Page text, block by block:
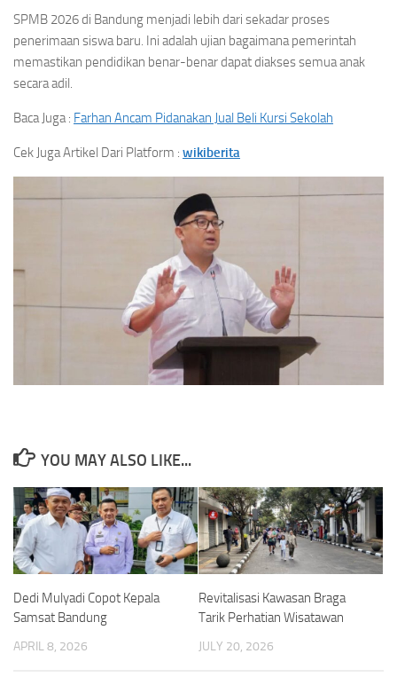
SPMB 2026 di Bandung menjadi lebih dari sekadar proses
penerimaan siswa baru. Ini adalah ujian bagaimana pemerintah
memastikan pendidikan benar-benar dapat diakses semua anak
secara adil.
Baca Juga : Farhan Ancam Pidanakan Jual Beli Kursi Sekolah
Cek Juga Artikel Dari Platform : wikiberita
YOU MAY ALSO LIKE...
Dedi Mulyadi Copot Kepala
Samsat Bandung
APRIL 8, 2026
Revitalisasi Kawasan Braga
Tarik Perhatian Wisatawan
JULY 20, 2026